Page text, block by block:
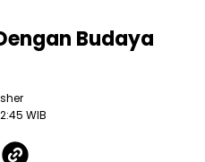
Budaya
WIB